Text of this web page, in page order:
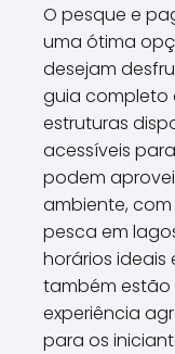
O pesque e
uma ótima
desejam
guia completo
estruturas
acessíveis
podem
ambiente,
pesca em
horários ideais
também estão
experiência
para os